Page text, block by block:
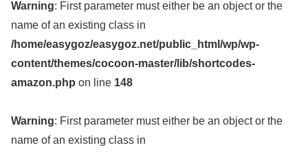
Warning: First parameter must either be an object or the
name of an existing class in
/home/easygoz/easygoz.net/public_html/wp/wp-
content/themes/cocoon-master/lib/shortcodes-
amazon.php on line 148
Warning: First parameter must either be an object or the
name of an existing class in